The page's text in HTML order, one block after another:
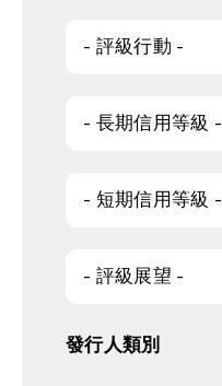
- 評級行動 -
- 長期信用等級 -
- 短期信用等級 -
- 評級展望 -
發行人類別